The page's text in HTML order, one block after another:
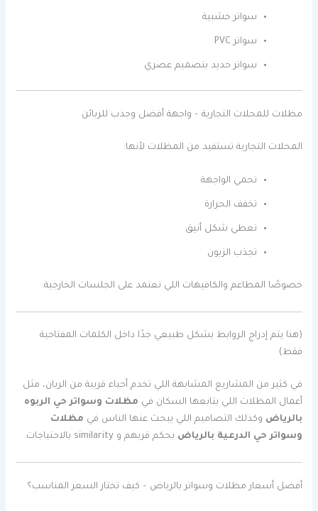
سواتر خشبية
سواتر PVC
سواتر حديد بتصميم عصري
مظلات للمحلات التجارية – واجهة أفضل وجذب للزبائن
المحلات التجارية تستفيد من المظلات لأنها:
تحمي الواجهة
تخفف الحرارة
تعطي شكل أنيق
تجذب الزبون
خصوصًا المطاعم والكافيهات اللي تعتمد على الجلسات الخارجية.
(هنا يتم إدراج الروابط بشكل طبيعي جدًا داخل الكلمات المفتاحية
فقط)
في كثير من المشاريع المشابهة اللي تخدم أحياء قريبة من الريان، مثل
أعمال المظلات اللي يتابعها السكان في مظلات وسواتر حي الربوه
بالرياض وكذلك التصاميم اللي يبحث عنها الناس في مظلات
وسواتر حي الدرعية بالرياض بحكم قربهم و similarity بالاحتياجات.
أفضل أسعار مظلات وسواتر بالرياض – كيف تختار السعر المناسب؟